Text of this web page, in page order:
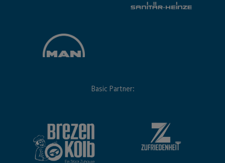
Basic Partner: